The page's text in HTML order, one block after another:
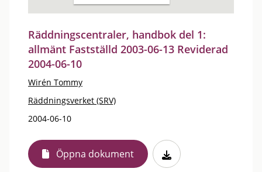
Räddningscentraler, handbok del 1:
allmänt Fastställd 2003-06-13 Reviderad
2004-06-10
Wirén Tommy
Räddningsverket (SRV)
2004-06-10
Öppna dokument